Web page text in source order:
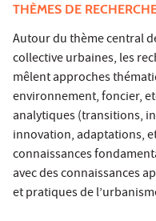
THÈMES DE
Autour du thème central
collective urbaines, les
mêlent approches
environnement, foncier,
analytiques (transitions,
innovation, adaptations,
connaissances
avec des connaissances
et pratiques de